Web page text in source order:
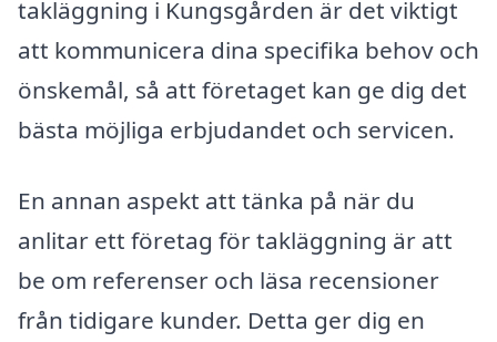
takläggning i Kungsgården är det viktigt
att kommunicera dina specifika behov och
önskemål, så att företaget kan ge dig det
bästa möjliga erbjudandet och servicen.
En annan aspekt att tänka på när du
anlitar ett företag för takläggning är att
be om referenser och läsa recensioner
från tidigare kunder. Detta ger dig en